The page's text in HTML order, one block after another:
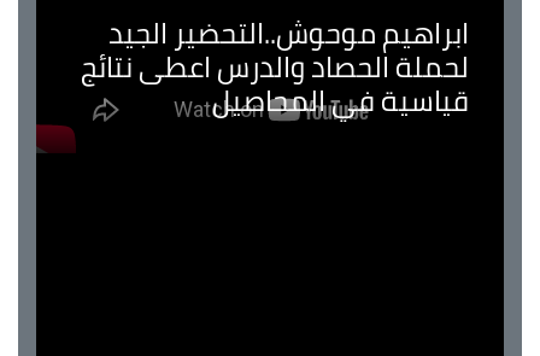
ابراهيم موحوش..التحضير الجيد
لحملة الحصاد والدرس اعطى نتائج
قياسية في المحاصيل